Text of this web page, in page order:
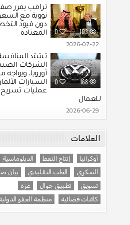
0 103
ترامب يمرر
نووية مع
دون قيود
المعتادة
0 168
تشتد
الشركات
أوروبا،
السيارات
عمليات
للعمال
العلامات
أوكرانيا إنتاج النفط
الدبلوماسية
السكري
الطب التقليدي
بيان
تسويق
تطبيق جوال
غزة
كائنات فضائية
منظمة العفو